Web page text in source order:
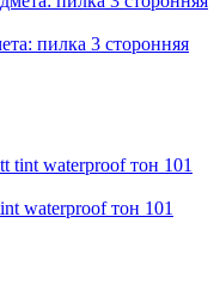
пилка 3 сторонняя
waterproof тон 101